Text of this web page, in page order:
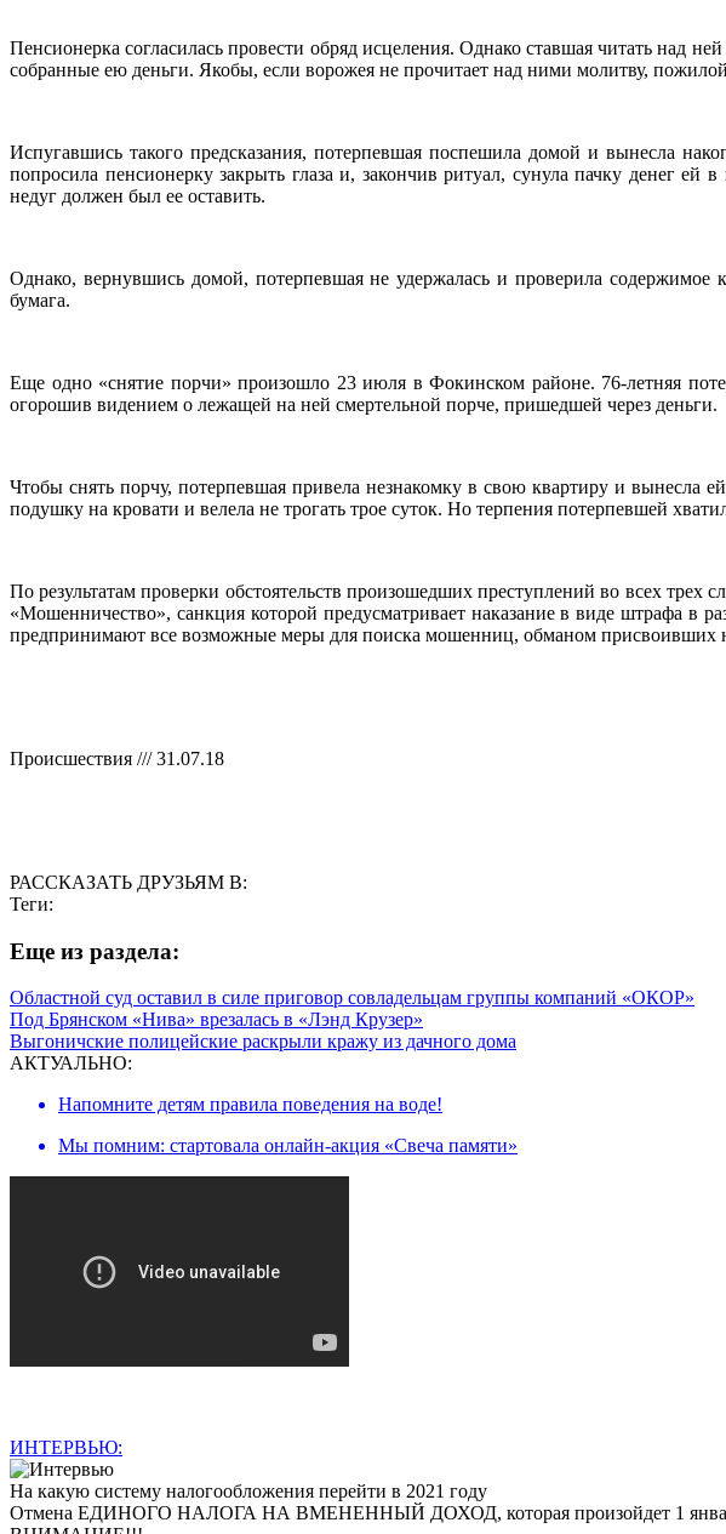
Пенсионерка согласилась провести обряд исцеления. Однако ставшая читать над
собранные ею деньги. Якобы, если ворожея не прочитает над ними молитву,
Испугавшись такого предсказания, потерпевшая поспешила домой и вынесла
попросила пенсионерку закрыть глаза и, закончив ритуал, сунула пачку денег
недуг должен был ее оставить.
Однако, вернувшись домой, потерпевшая не удержалась и проверила содержимое
бумага.
Еще одно «снятие порчи» произошло 23 июля в Фокинском районе. 76-летняя
огорошив видением о лежащей на ней смертельной порче, пришедшей через деньги.
Чтобы снять порчу, потерпевшая привела незнакомку в свою квартиру и вынесла
подушку на кровати и велела не трогать трое суток. Но терпения потерпевшей
По результатам проверки обстоятельств произошедших преступлений во всех
«Мошенничество», санкция которой предусматривает наказание в виде штрафа в
предпринимают все возможные меры для поиска мошенниц, обманом присвоивших
Происшествия /// 31.07.18
РАССКАЗАТЬ ДРУЗЬЯМ В:
Теги:
Eще из раздела:
Областной суд оставил в силе приговор совладельцам группы компаний «ОКОР»
Под Брянском «Нива» врезалась в «Лэнд Крузер»
Выгоничские полицейские раскрыли кражу из дачного дома
АКТУАЛЬНО:
Напомните детям правила поведения на воде!
Мы помним: стартовала онлайн-акция «Свеча памяти»
ИНТЕРВЬЮ:
На какую систему налогообложения перейти в 2021 году
Отмена ЕДИНОГО НАЛОГА НА ВМЕНЕННЫЙ ДОХОД, которая произойдет 1 января